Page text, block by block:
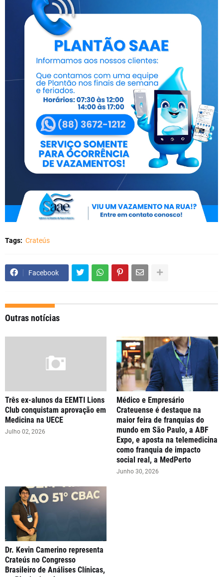
Tags: Crateús
Facebook
Outras notícias
Três ex-alunos da EEMTI Lions
Club conquistam aprovação em
Medicina na UECE
Julho 02, 2026
Médico e Empresário
Crateuense é destaque na
maior feira de franquias do
mundo em São Paulo, a ABF
Expo, e aposta na telemedicina
como franquia de impacto
social real, a MedPerto
Junho 30, 2026
Dr. Kevin Camerino representa
Crateús no Congresso
Brasileiro de Análises Clínicas,